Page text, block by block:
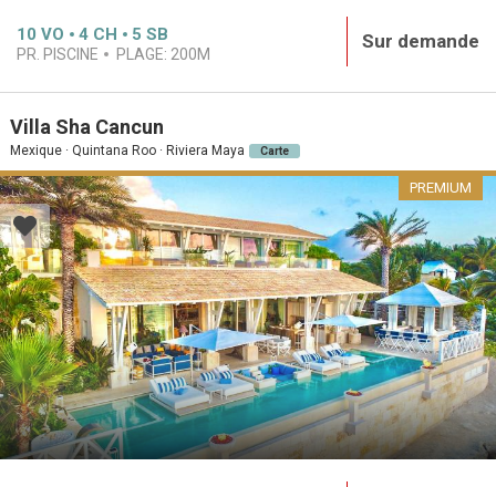
10 VO 4 CH 5 SB
PR. PISCINE PLAGE: 200M
Sur demande
Villa Sha Cancun
Mexique · Quintana Roo · Riviera Maya Carte
PREMIUM